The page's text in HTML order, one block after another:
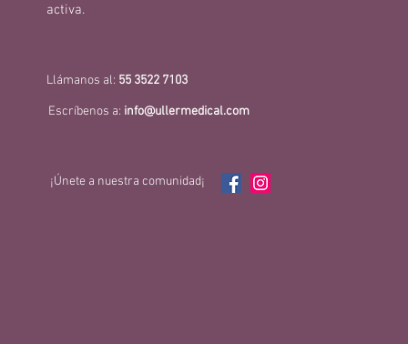
activa.
Llámanos al: 55 3522 7103
Escríbenos a: info@ullermedical.com
¡Únete a nuestra comunidad¡